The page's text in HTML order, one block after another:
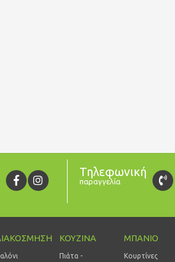
Τηλεφωνική
παραγγελία
ΚΟΥΖΙΝΑ
Πιάτα -
ΜΠΑΝΙΟ
Κουρτίνες